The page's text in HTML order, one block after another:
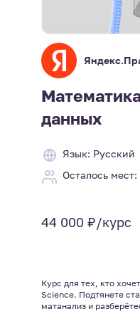
данных
Язык: Русский
Осталось
44 000 ₽/курс
Курс для тех, кто
Science. Подтянете
матанализ и